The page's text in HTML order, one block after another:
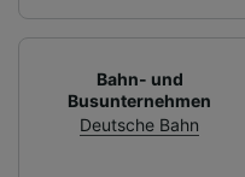
Bahn- und
Busunternehmen
Deutsche Bahn